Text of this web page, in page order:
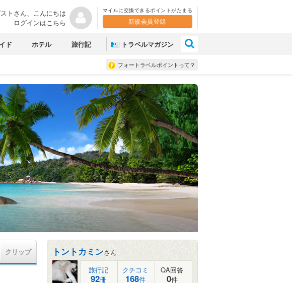
トさん、こんにちは
ログインはこちら
マイルに交換できるポイントがたまる
新規会員登録
ド ホテル 旅行記 トラベルマガジン
フォートラベルポイントって？
クリップ トントカミンさん
旅行記
92冊
クチコミ
168件
QA回答
0件